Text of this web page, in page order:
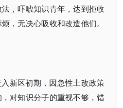
，吓唬知识青年，达到拒收
，无决心吸收和改造他们。
新区初期，因急性土改政策
对知识分子的重视不够，错